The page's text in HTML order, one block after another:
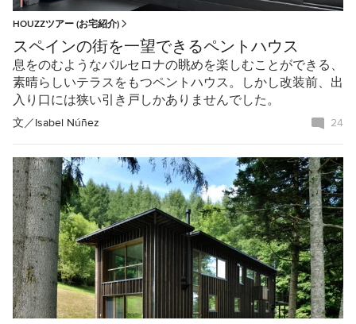
HOUZZツアー (お宅紹介)
スペインの街を一望できるペントハウス
息をのむようなバルセロナの眺めを楽しむことができる、
素晴らしいテラスをもつペントハウス。しかし改装前、出
入り口には狭い引き戸しかありませんでした。
文／Isabel Núñez 24